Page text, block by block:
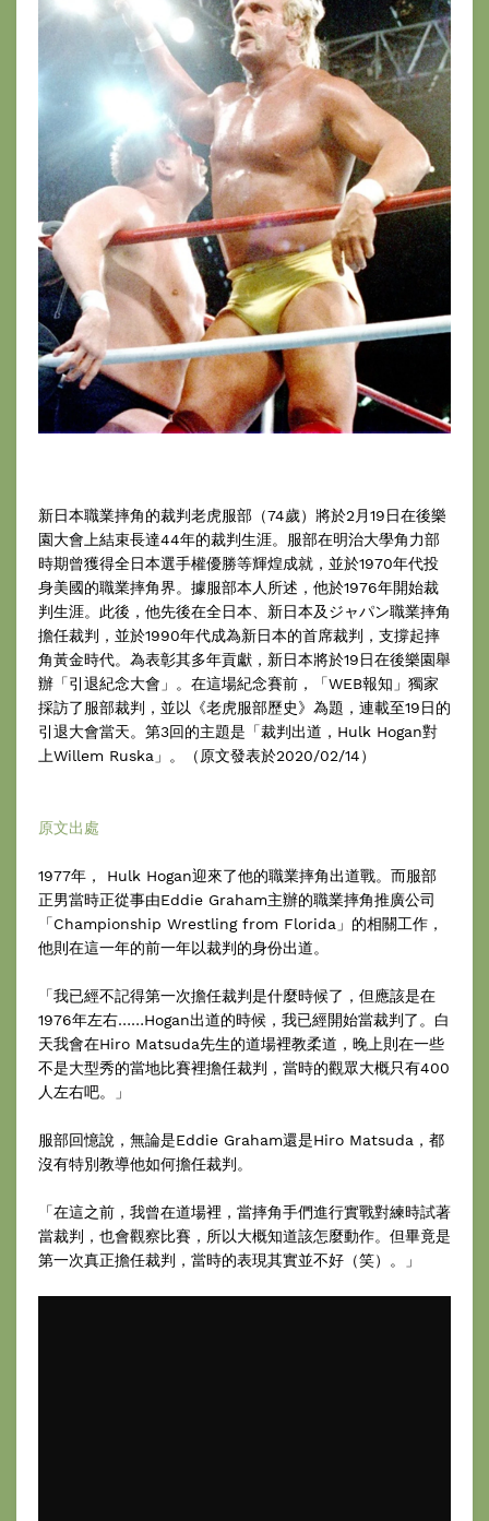
新日本職業摔角的裁判老虎服部（74歲）將於2月19日在後樂
園大會上結束長達44年的裁判生涯。服部在明治大學角力部
時期曾獲得全日本選手權優勝等輝煌成就，並於1970年代投
身美國的職業摔角界。據服部本人所述，他於1976年開始裁
判生涯。此後，他先後在全日本、新日本及ジャパン職業摔角
擔任裁判，並於1990年代成為新日本的首席裁判，支撐起摔
角黃金時代。為表彰其多年貢獻，新日本將於19日在後樂園舉
辦「引退紀念大會」。在這場紀念賽前，「WEB報知」獨家
採訪了服部裁判，並以《老虎服部歷史》為題，連載至19日的
引退大會當天。第3回的主題是「裁判出道，Hulk Hogan對
上Willem Ruska」。（原文發表於2020/02/14）
原文出處
1977年， Hulk Hogan迎來了他的職業摔角出道戰。而服部
正男當時正從事由Eddie Graham主辦的職業摔角推廣公司
「Championship Wrestling from Florida」的相關工作，
他則在這一年的前一年以裁判的身份出道。
「我已經不記得第一次擔任裁判是什麼時候了，但應該是在
1976年左右……Hogan出道的時候，我已經開始當裁判了。白
天我會在Hiro Matsuda先生的道場裡教柔道，晚上則在一些
不是大型秀的當地比賽裡擔任裁判，當時的觀眾大概只有400
人左右吧。」
服部回憶說，無論是Eddie Graham還是Hiro Matsuda，都
沒有特別教導他如何擔任裁判。
「在這之前，我曾在道場裡，當摔角手們進行實戰對練時試著
當裁判，也會觀察比賽，所以大概知道該怎麼動作。但畢竟是
第一次真正擔任裁判，當時的表現其實並不好（笑）。」